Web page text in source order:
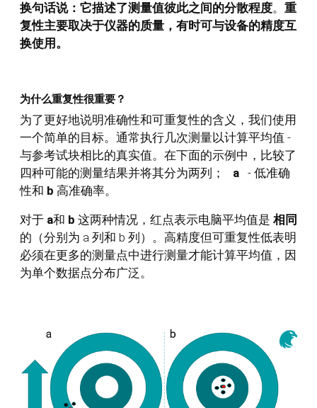
换句话说：它描述了测量值彼此之间的分散程度。 重
复性主要取决于仪器的质量，有时可与设备的精度互
换使用。
为什么重复性很重要？
为了更好地说明准确性和可重复性的含义，我们使用
一个简单的目标。通常执行几次测量以计算平均值 -
与参考试块相比的真实值。在下面的示例中，比较了
四种可能的测量结果并将其分为两列； a - 低准确
性和 b 高准确率。
对于 a和 b 这两种情况，红点表示电脑平均值是 相同
的（分别为 a 列和 b 列）。高精度但可重复性低表明
必须在更多的测量点中进行测量才能计算平均值，因
为单个数据点分布广泛。